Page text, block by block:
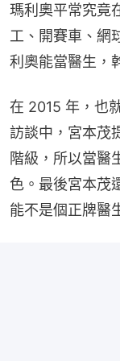
瑪利奧平常究竟
工、開賽車、網
利奧能當醫生，
在 2015 年，也
訪談中，宮本茂
階級，所以當醫
色。最後宮本茂
能不是個正牌醫